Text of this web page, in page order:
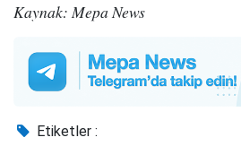
Kaynak: Mepa News
Etiketler :